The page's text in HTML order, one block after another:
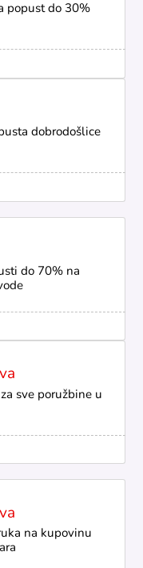
popust do 30%
dobrodošlice
do 70% na
sve poružbine u
na kupovinu